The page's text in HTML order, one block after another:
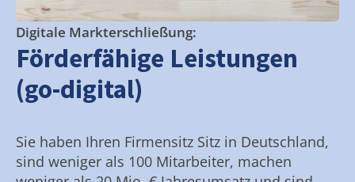
Digitale Markterschließung:
Förderfähige Leistungen
(go-digital)
Sie haben Ihren Firmensitz Sitz in Deutschland,
sind weniger als 100 Mitarbeiter, machen